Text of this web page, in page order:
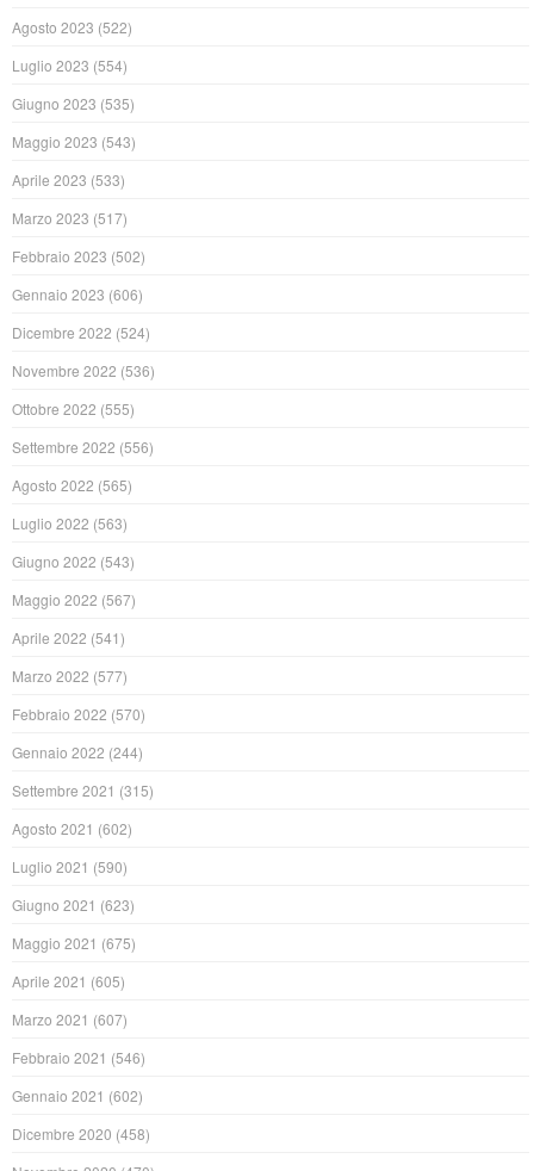
Agosto 2023 (522)
Luglio 2023 (554)
Giugno 2023 (535)
Maggio 2023 (543)
Aprile 2023 (533)
Marzo 2023 (517)
Febbraio 2023 (502)
Gennaio 2023 (606)
Dicembre 2022 (524)
Novembre 2022 (536)
Ottobre 2022 (555)
Settembre 2022 (556)
Agosto 2022 (565)
Luglio 2022 (563)
Giugno 2022 (543)
Maggio 2022 (567)
Aprile 2022 (541)
Marzo 2022 (577)
Febbraio 2022 (570)
Gennaio 2022 (244)
Settembre 2021 (315)
Agosto 2021 (602)
Luglio 2021 (590)
Giugno 2021 (623)
Maggio 2021 (675)
Aprile 2021 (605)
Marzo 2021 (607)
Febbraio 2021 (546)
Gennaio 2021 (602)
Dicembre 2020 (458)